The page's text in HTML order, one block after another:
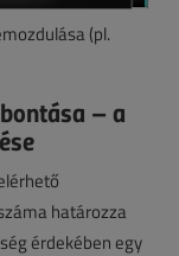
(pl.
– a
határozza
érdekében egy